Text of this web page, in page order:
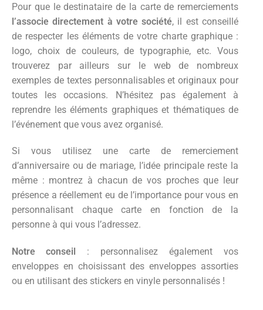
Pour que le destinataire de la carte de remerciements
l’associe directement à votre société, il est conseillé
de respecter les éléments de votre charte graphique :
logo, choix de couleurs, de typographie, etc. Vous
trouverez par ailleurs sur le web de nombreux
exemples de textes personnalisables et originaux pour
toutes les occasions. N’hésitez pas également à
reprendre les éléments graphiques et thématiques de
l’événement que vous avez organisé.
Si vous utilisez une carte de remerciement
d’anniversaire ou de mariage, l’idée principale reste la
même : montrez à chacun de vos proches que leur
présence a réellement eu de l’importance pour vous en
personnalisant chaque carte en fonction de la
personne à qui vous l’adressez.
Notre conseil
: personnalisez également vos
enveloppes en choisissant des enveloppes assorties
ou en utilisant des stickers en vinyle personnalisés !